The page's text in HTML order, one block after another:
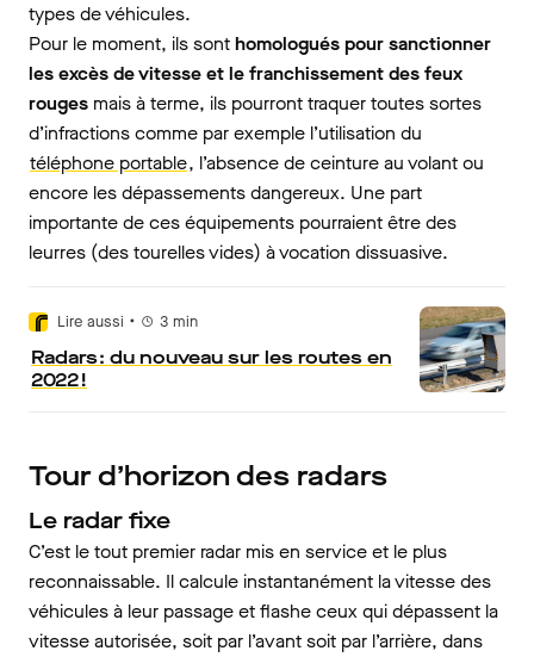
types de véhicules.
Pour le moment, ils sonthomologués pour sanctionner
les excès de vitesse et le franchissement des feux
rouges mais à terme, ils pourront traquer toutes sortes
d’infractions comme par exemple l’utilisation du
téléphone portable, l’absence de ceinture au volant ou
encore les dépassements dangereux. Une part
importante de ces équipements pourraient être des
leurres (des tourelles vides) à vocation dissuasive.
Lire aussi • 3 min
Radars : du nouveau sur les routes en
2022 !
Tour d’horizon des radars
Le radar fixe
C’est le tout premier radar mis en service et le plus
reconnaissable. Il calcule instantanément la vitesse des
véhicules à leur passage et flashe ceux qui dépassent la
vitesse autorisée, soit par l’avant soit par l’arrière, dans